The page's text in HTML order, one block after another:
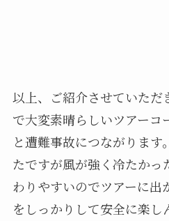
以上、ご紹介させていただ
で大変素晴らしいツアーコ
と遭難事故につながります
たですが風が強く冷たかっ
わりやすいのでツアーに出
をしっかりして安全に楽